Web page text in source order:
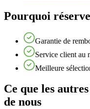
Pourquoi
Garantie de
Service client au
Meilleure
Ce que les
de nous